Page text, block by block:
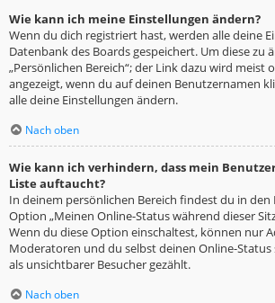
Wie kann ich meine Einstellungen ändern?
Wenn du dich registriert hast, werden alle deine
Datenbank des Boards gespeichert. Um diese zu
„Persönlichen Bereich“; der Link dazu wird meist
angezeigt, wenn du auf deinen Benutzernamen
alle deine Einstellungen ändern.
Nach oben
Wie kann ich verhindern, dass mein
Liste auftaucht?
In deinem persönlichen Bereich findest du in den
Option „Meinen Online-Status während dieser
Wenn du diese Option einschaltest, können nur
Moderatoren und du selbst deinen Online-Status
als unsichtbarer Besucher gezählt.
Nach oben